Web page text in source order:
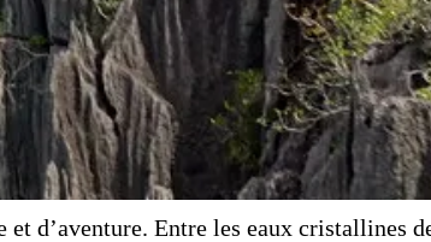
d’aventure. Entre les eaux cristallines